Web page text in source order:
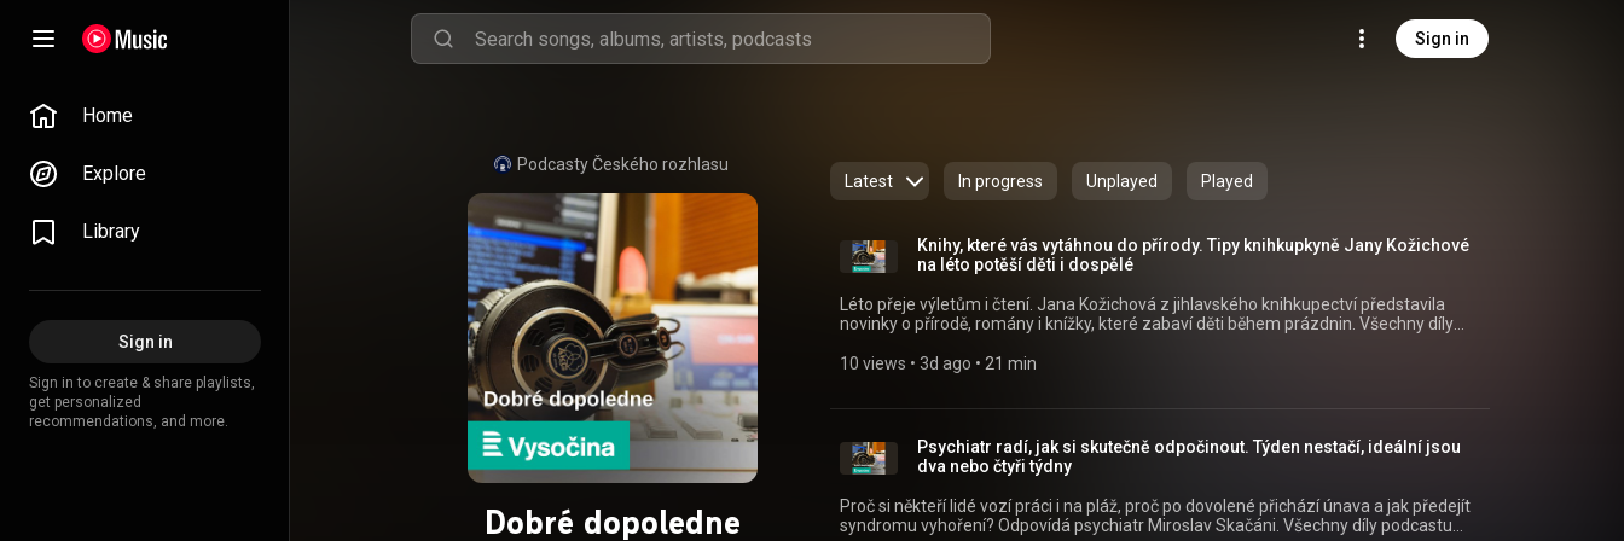
Sign in
Home
Explore
Library
Sign in
Sign in to create & share playlists,
get personalized
recommendations, and more.
Podcasty Českého rozhlasu
Dobré dopoledne
Latest In progress Unplayed Played
Knihy, které vás vytáhnou do přírody. Tipy knihkupkyně Jany Kožichové
na léto potěší děti i dospělé
Léto přeje výletům i čtení. Jana Kožichová z jihlavského knihkupectví představila
novinky o přírodě, romány i knížky, které zabaví děti během prázdnin. Všechny díly
mujRozhlas pro Android (https://play.google.com/store/apps/details?
b716b7b97d0c?
utm_source=rss&utm_medium=podcast&utm_campaign=00b259ae-59ee-350c-
ad5b-d2f2e770ffaa) .
10 views • 3d ago • 21 min
Psychiatr radí, jak si skutečně odpočinout. Týden nestačí, ideální jsou
dva nebo čtyři týdny
Proč si někteří lidé vozí práci i na pláž, proč po dovolené přichází únava a jak předejít
syndromu vyhoření? Odpovídá psychiatr Miroslav Skačáni. Všechny díly podcastu